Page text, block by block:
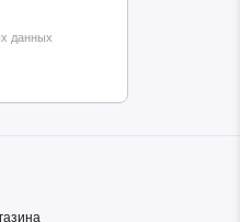
данных
покупки